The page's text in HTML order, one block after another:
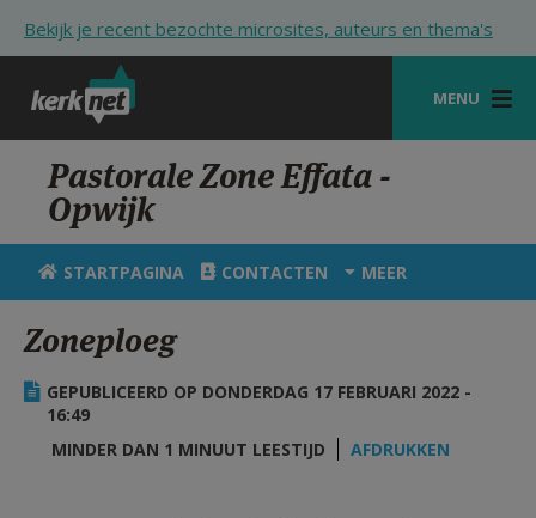
Bekijk je recent bezochte microsites, auteurs en thema's
MENU
STARTPAGINA
KERK
VIERINGEN
ZOEKEN
HULP
STARTPAGINA PORTAAL
Pastorale Zone Effata -
Opwijk
STARTPAGINA CONTACTEN MEER
Zoneploeg
GEPUBLICEERD OP DONDERDAG 17 FEBRUARI 2022 -
16:49
MINDER DAN 1 MINUUT LEESTIJD
AFDRUKKEN